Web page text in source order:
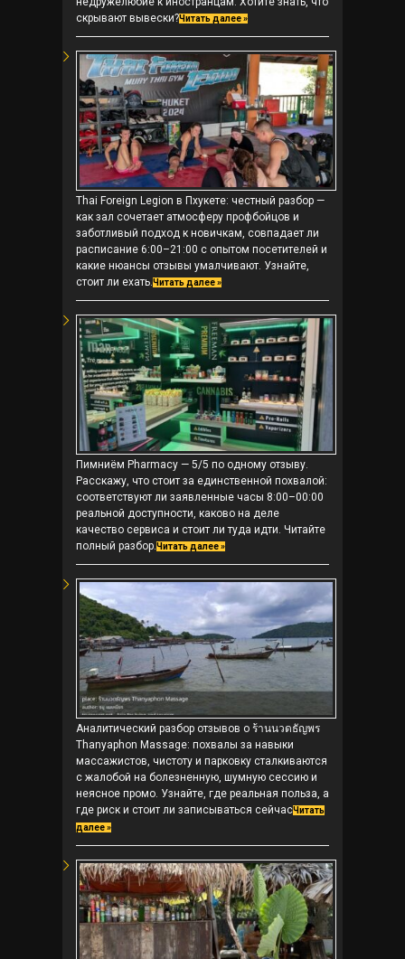
скрывают вывески?Читать далее »
Thai Foreign Legion в Пхукете: честный разбор —
как зал сочетает атмосферу профбойцов и
заботливый подход к новичкам, совпадает ли
расписание 6:00–21:00 с опытом посетителей и
какие нюансы отзывы умалчивают. Узнайте,
стоит ли ехать.Читать далее »
Пимниём Pharmacy — 5/5 по одному отзыву.
Расскажу, что стоит за единственной похвалой:
соответствуют ли заявленные часы 8:00–00:00
реальной доступности, каково на деле
качество сервиса и стоит ли туда идти. Читайте
полный разбор.Читать далее »
Аналитический разбор отзывов о ร้านนวดธัญพร
Thanyaphon Massage: похвалы за навыки
массажистов, чистоту и парковку сталкиваются
с жалобой на болезненную, шумную сессию и
неясное промо. Узнайте, где реальная польза, а
где риск и стоит ли записываться сейчасЧитать
далее »